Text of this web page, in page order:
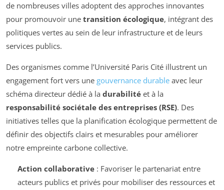
de nombreuses villes adoptent des approches innovantes
pour promouvoir une transition écologique, intégrant des
politiques vertes au sein de leur infrastructure et de leurs
services publics.
Des organismes comme l’Université Paris Cité illustrent un
engagement fort vers une gouvernance durable avec leur
schéma directeur dédié à la durabilité et à la
responsabilité sociétale des entreprises (RSE). Des
initiatives telles que la planification écologique permettent de
définir des objectifs clairs et mesurables pour améliorer
notre empreinte carbone collective.
Action collaborative: Favoriser le partenariat entre
acteurs publics et privés pour mobiliser des ressources et